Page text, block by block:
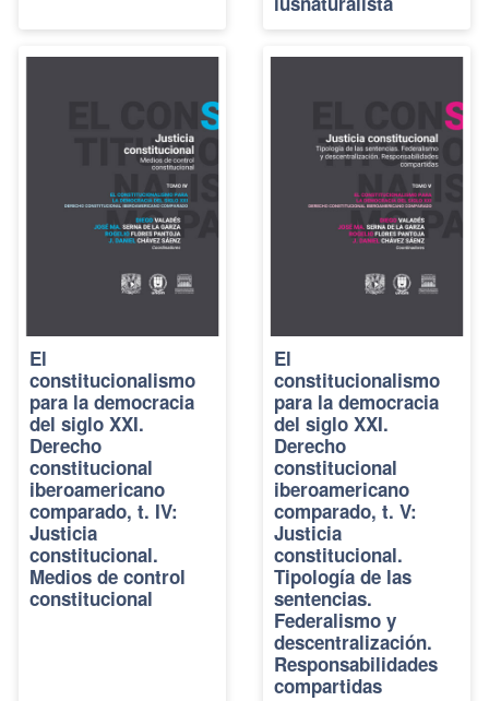
El
constitucionalismo
para la democracia
del siglo XXI.
Derecho
constitucional
iberoamericano
comparado, t. IV:
Justicia
constitucional.
Medios de control
constitucional
El
constitucionalismo
para la democracia
del siglo XXI.
Derecho
constitucional
iberoamericano
comparado, t. V:
Justicia
constitucional.
Tipología de las
sentencias.
Federalismo y
descentralización.
Responsabilidades
compartidas